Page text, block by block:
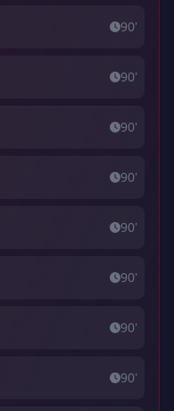
90'
90'
90'
90'
90'
90'
90'
90'